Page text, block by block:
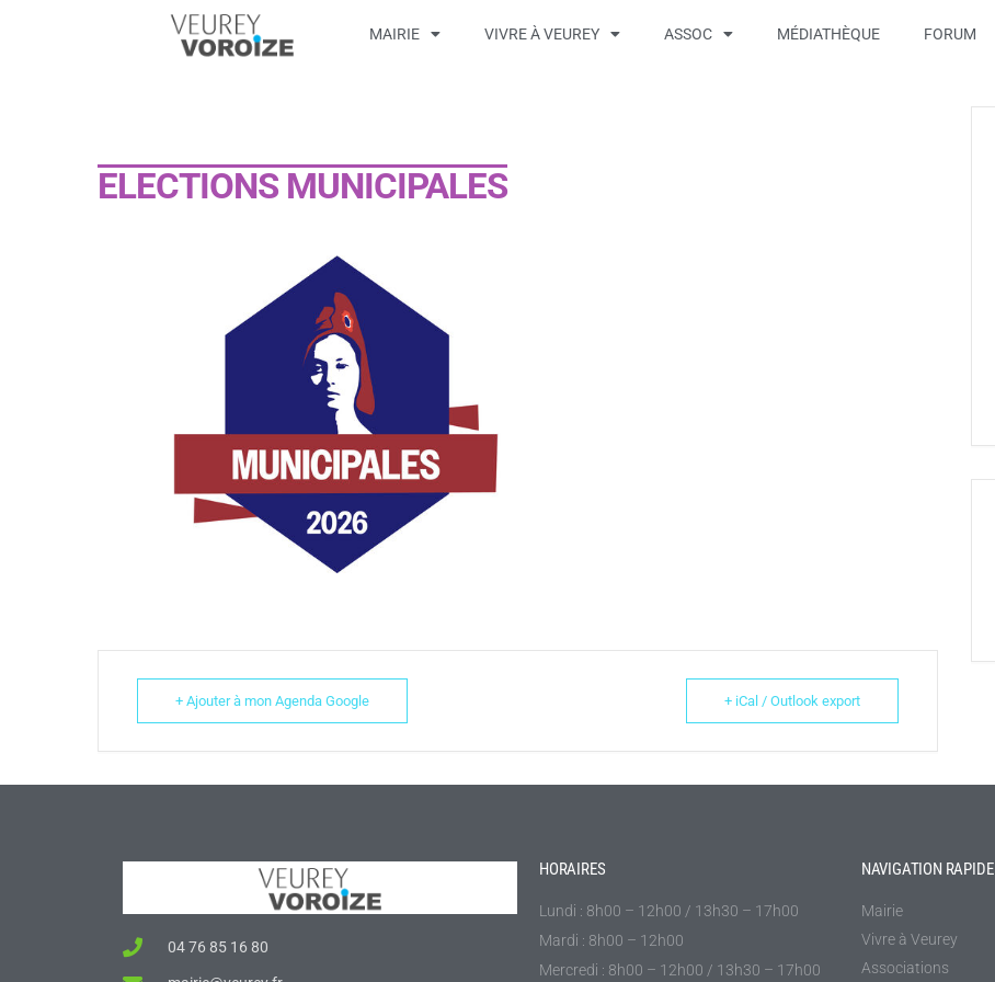
MAIRIE VIVRE À VEUREY ASSOC MÉDIATHÈQUE FORUM
ELECTIONS MUNICIPALES
+ Ajouter à mon Agenda Google + iCal / Outlook export
04 76 85 16 80
HORAIRES
Lundi : 8h00 – 12h00 / 13h30 – 17h00
Mardi : 8h00 – 12h00
Mercredi : 8h00 – 12h00 / 13h30 – 17h00
NAVIGATION RAPIDE
Mairie
Vivre à Veurey
Associations